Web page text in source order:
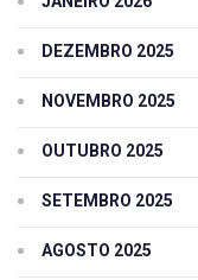
DEZEMBRO 2025
NOVEMBRO 2025
OUTUBRO 2025
SETEMBRO 2025
AGOSTO 2025